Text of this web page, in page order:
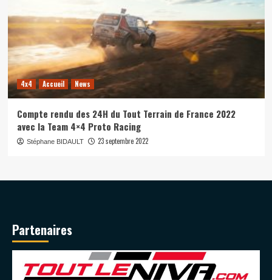
4x4 Accueil News
Compte rendu des 24H du Tout Terrain de France 2022
avec la Team 4×4 Proto Racing
Stéphane BIDAULT 23 septembre 2022
Partenaires